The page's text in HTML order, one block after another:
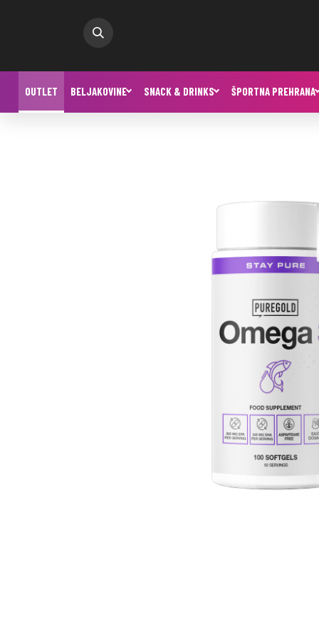
OUTLET BELJAKOVINE SNACK & DRINKS ŠPORTNA PREHRANA